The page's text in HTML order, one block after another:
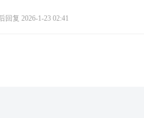
回复 2026-1-23 02:41